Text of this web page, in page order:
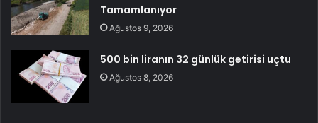
Tamamlanıyor
Ağustos 9, 2026
500 bin liranın 32 günlük getirisi uçtu
Ağustos 8, 2026